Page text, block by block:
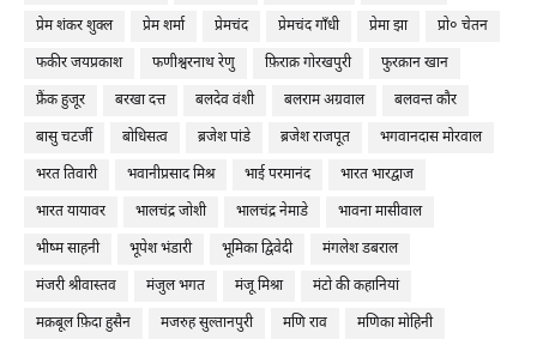
प्रेम शंकर शुक्ल
प्रेम शर्मा प्रेमचंद प्रेमचंद गाँधी प्रेमा झा
प्रो० चेतन
फकीर जयप्रकाश
फणीश्वरनाथ रेणु फ़िराक़ गोरखपुरी
फुरक़ान खान
फ्रैंक हुजूर
बरखा दत्त बलदेव वंशी बलराम अग्रवाल
बलवन्त कौर
बासु चटर्जी
बोधिसत्व ब्रजेश पांडे ब्रजेश राजपूत
भगवानदास मोरवाल
भरत तिवारी
भवानीप्रसाद मिश्र भाई परमानंद
भारत भारद्वाज
भारत यायावर
भालचंद्र जोशी भालचंद्र नेमाडे
भावना मासीवाल
भीष्म साहनी
भूपेश भंडारी भूमिका द्विवेदी
मंगलेश डबराल
मंजरी श्रीवास्तव
मंजुल भगत मंजू मिश्रा
मंटो की कहानियां
मक़बूल फ़िदा हुसैन
मजरुह सुल्तानपुरी मणि राव
मणिका मोहिनी